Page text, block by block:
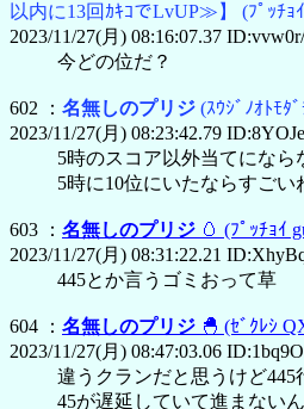
以内に13回ｶｷｺでLvUP≫】
(ﾌﾟｯﾁｮ
2023/11/27(月) 08:16:07.37
今どの位だ？
602 ： 名無しのプリジ (ｽｳｼﾞﾉｵﾄﾓﾀ
2023/11/27(月) 08:23:42.79
5時のスコア以外当てになら
5時に10位にいたならすごい
603 ： 名無しのプリジ 🥚 (ﾌﾟｯﾁｮｲ
2023/11/27(月) 08:31:22.21
445とか言うゴミおって草
604 ： 名無しのプリジ 🐣 (ｾﾞｸﾚｼ
2023/11/27(月) 08:47:03.06
違うクランだと思うけど445
45が遅延していて進まない